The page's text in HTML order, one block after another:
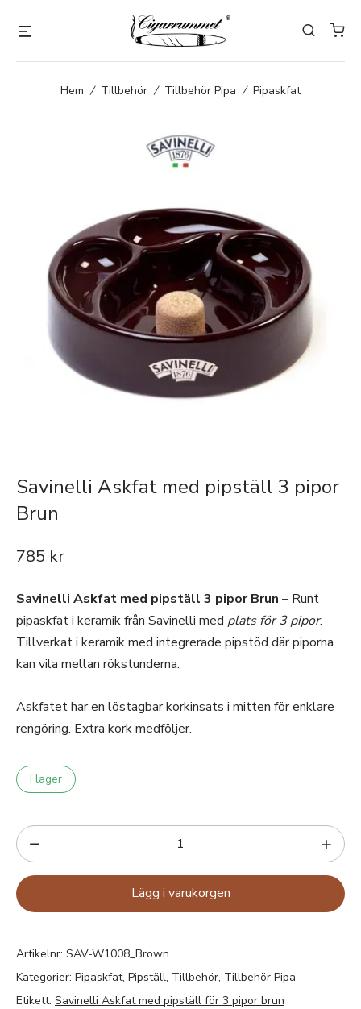
Hem / Tillbehör / Tillbehör Pipa / Pipaskfat
Savinelli Askfat med pipställ 3 pipor
Brun
785 kr
Savinelli Askfat med pipställ 3 pipor Brun – Runt
pipaskfat i keramik från Savinelli med plats för 3 pipor.
Tillverkat i keramik med integrerade pipstöd där piporna
kan vila mellan rökstunderna.
Askfatet har en löstagbar korkinsats i mitten för enklare
rengöring. Extra kork medföljer.
I lager
Lägg i varukorgen
Artikelnr: SAV-W1008_Brown
Kategorier: Pipaskfat, Pipställ, Tillbehör, Tillbehör Pipa
Etikett: Savinelli Askfat med pipställ för 3 pipor brun